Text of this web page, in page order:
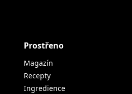
Prostřeno
Magazín
Recepty
Ingredience